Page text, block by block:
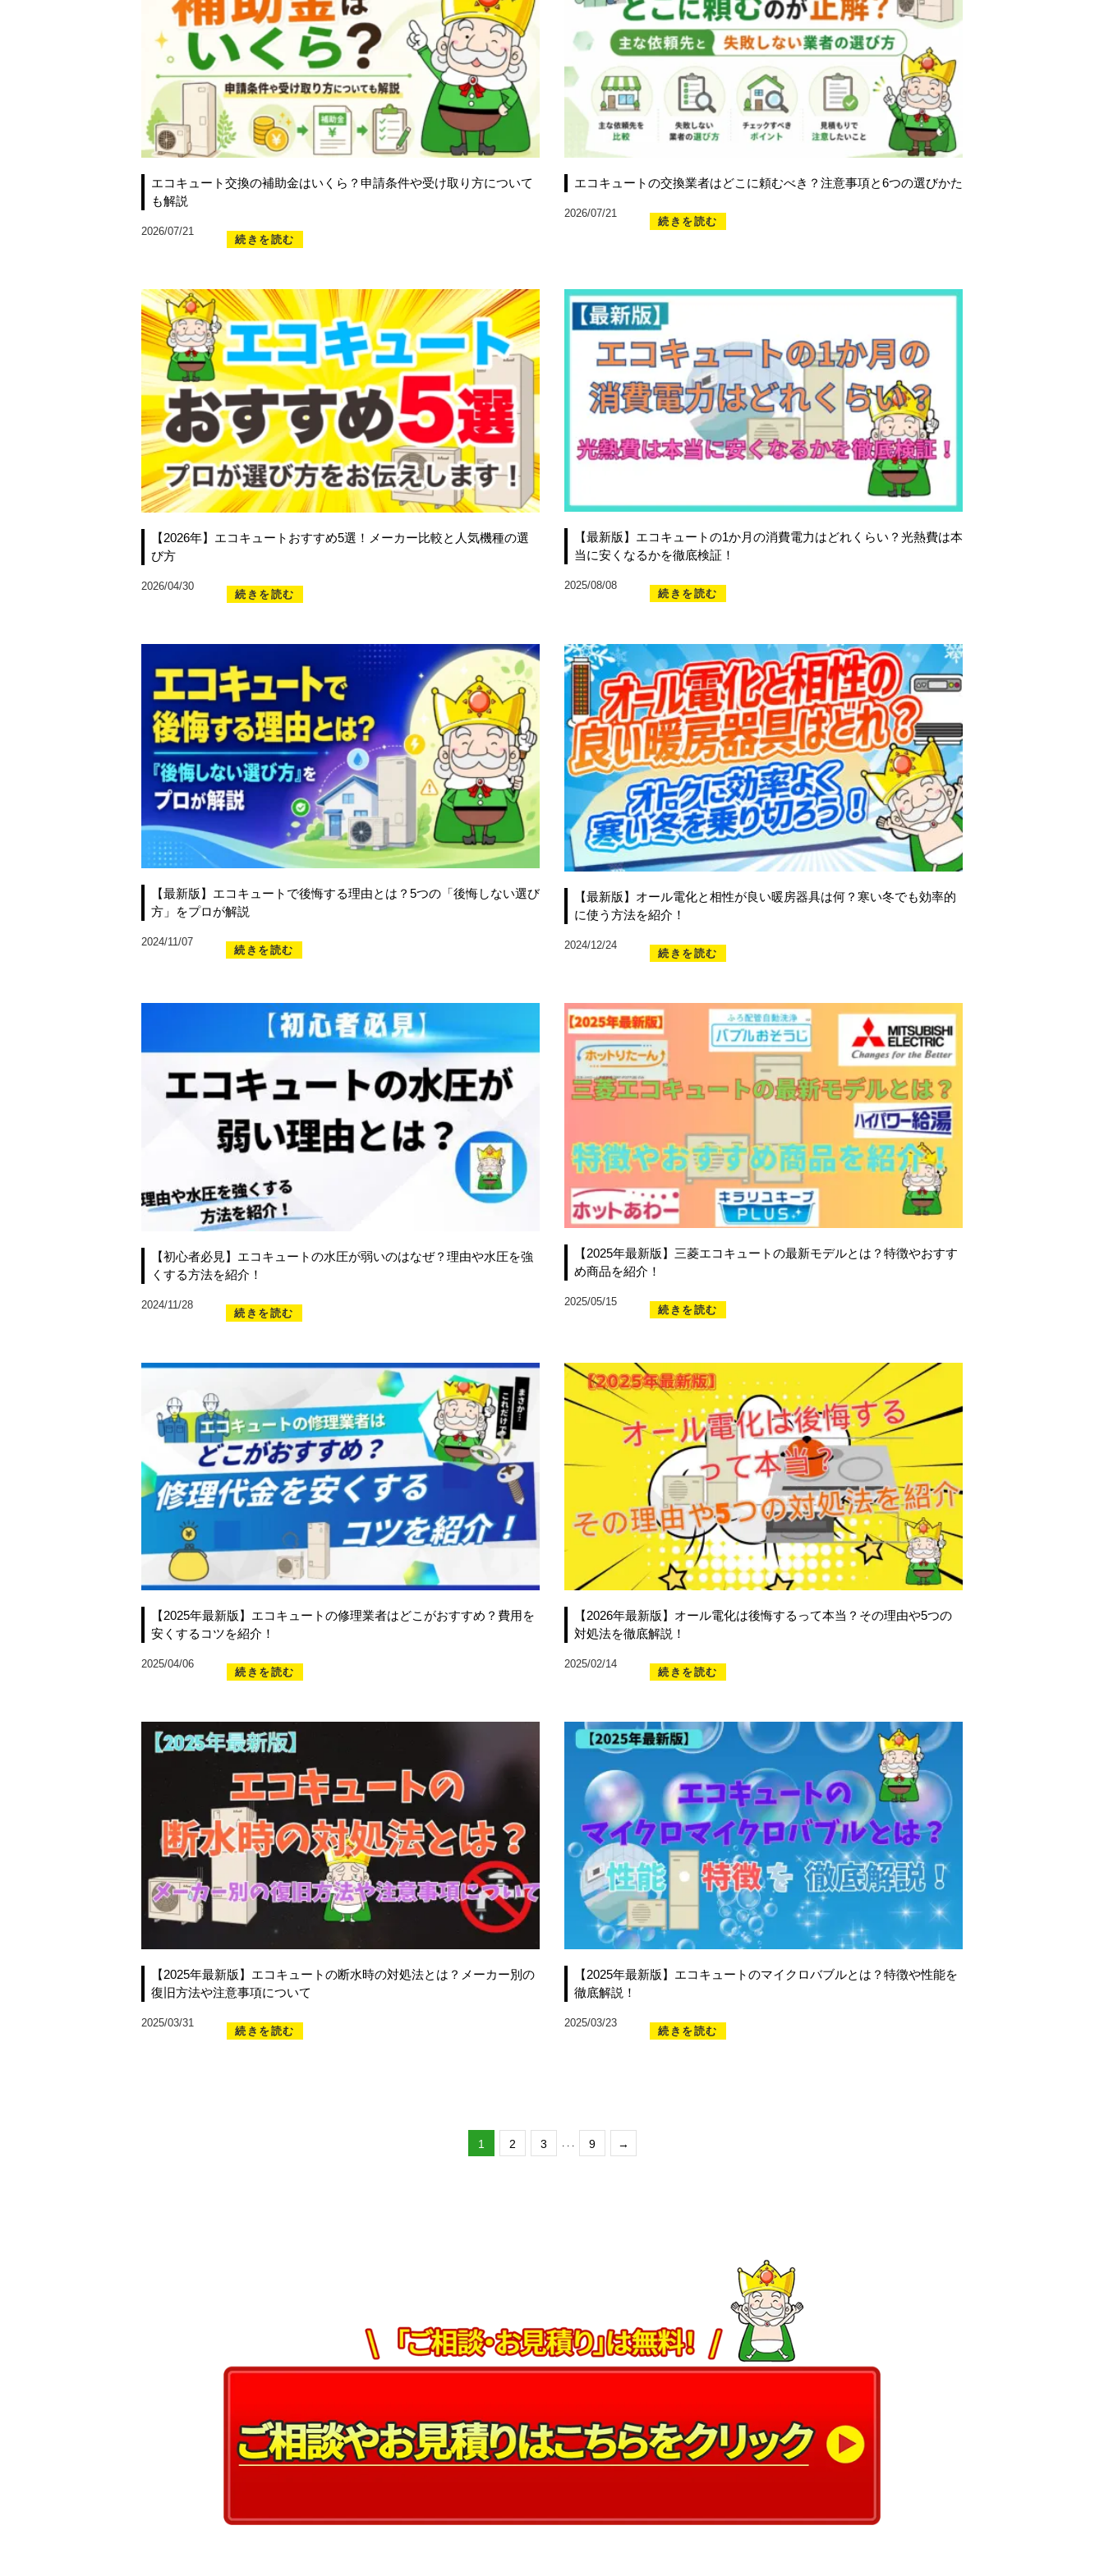
エコキュート交換の補助金はいくら？申請条件や受け取り方について
も解説
2026/07/21
続きを読む
エコキュートの交換業者はどこに頼むべき？注意事項と6つの選びかた
2026/07/21
続きを読む
【2026年】エコキュートおすすめ5選！メーカー比較と人気機種の選
び方
2026/04/30
続きを読む
【最新版】エコキュートの1か月の消費電力はどれくらい？光熱費は本
当に安くなるかを徹底検証！
2025/08/08
続きを読む
【最新版】エコキュートで後悔する理由とは？5つの「後悔しない選び
方」をプロが解説
2024/11/07
続きを読む
【最新版】オール電化と相性が良い暖房器具は何？寒い冬でも効率的
に使う方法を紹介！
2024/12/24
続きを読む
【初心者必見】エコキュートの水圧が弱いのはなぜ？理由や水圧を強
くする方法を紹介！
2024/11/28
続きを読む
【2025年最新版】三菱エコキュートの最新モデルとは？特徴やおすす
め商品を紹介！
2025/05/15
続きを読む
【2025年最新版】エコキュートの修理業者はどこがおすすめ？費用を
安くするコツを紹介！
2025/04/06
続きを読む
【2026年最新版】オール電化は後悔するって本当？その理由や5つの
対処法を徹底解説！
2025/02/14
続きを読む
【2025年最新版】エコキュートの断水時の対処法とは？メーカー別の
復旧方法や注意事項について
2025/03/31
続きを読む
【2025年最新版】エコキュートのマイクロバブルとは？特徴や性能を
徹底解説！
2025/03/23
続きを読む
1 2 3 9 →